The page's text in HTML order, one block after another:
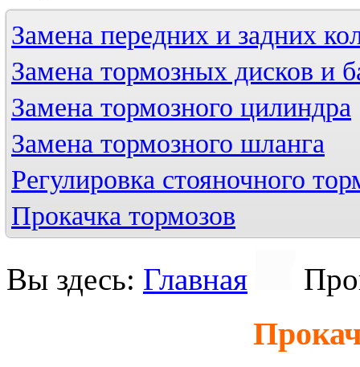
Замена передних и задних
Замена тормозных дисков и
Замена тормозного цилиндра
Замена тормозного шланга
Регулировка стояночного
Прокачка тормозов
Вы здесь: Главная